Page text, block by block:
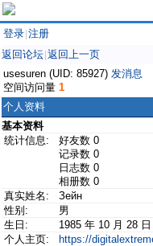
登录 注册
返回论坛 返回上一页
usesuren (UID: 85927) 发消息
空间访问量 1
个人资料
基本资料
统计信息:
好友数 0
记录数 0
日志数 0
相册数 0
真实姓名:
Зейн
性别:
男
生日:
1985 年 10 月 28 日
个人主页:
https://